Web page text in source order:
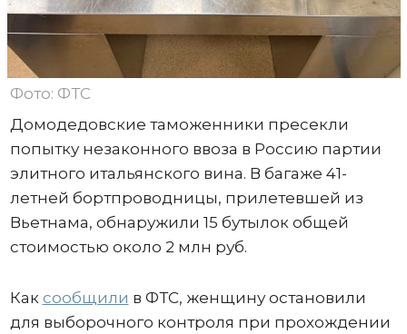
Фото: ФТС
Домодедовские таможенники пресекли
попытку незаконного ввоза в Россию партии
элитного итальянского вина. В багаже 41-
летней бортпроводницы, прилетевшей из
Вьетнама, обнаружили 15 бутылок общей
стоимостью около 2 млн руб.
Как сообщили в ФТС, женщину остановили
для выборочного контроля при прохождении